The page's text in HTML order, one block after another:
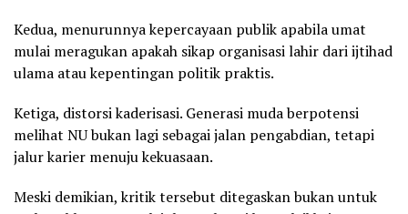
Kedua, menurunnya kepercayaan publik apabila umat
mulai meragukan apakah sikap organisasi lahir dari ijtihad
ulama atau kepentingan politik praktis.
Ketiga, distorsi kaderisasi. Generasi muda berpotensi
melihat NU bukan lagi sebagai jalan pengabdian, tetapi
jalur karier menuju kekuasaan.
Meski demikian, kritik tersebut ditegaskan bukan untuk